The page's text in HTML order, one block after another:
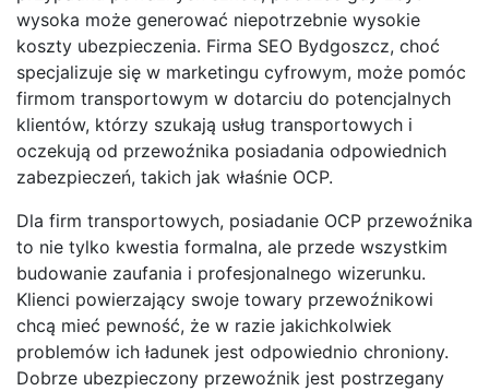
wysoka może generować niepotrzebnie wysokie
koszty ubezpieczenia. Firma SEO Bydgoszcz, choć
specjalizuje się w marketingu cyfrowym, może pomóc
firmom transportowym w dotarciu do potencjalnych
klientów, którzy szukają usług transportowych i
oczekują od przewoźnika posiadania odpowiednich
zabezpieczeń, takich jak właśnie OCP.
Dla firm transportowych, posiadanie OCP przewoźnika
to nie tylko kwestia formalna, ale przede wszystkim
budowanie zaufania i profesjonalnego wizerunku.
Klienci powierzający swoje towary przewoźnikowi
chcą mieć pewność, że w razie jakichkolwiek
problemów ich ładunek jest odpowiednio chroniony.
Dobrze ubezpieczony przewoźnik jest postrzegany